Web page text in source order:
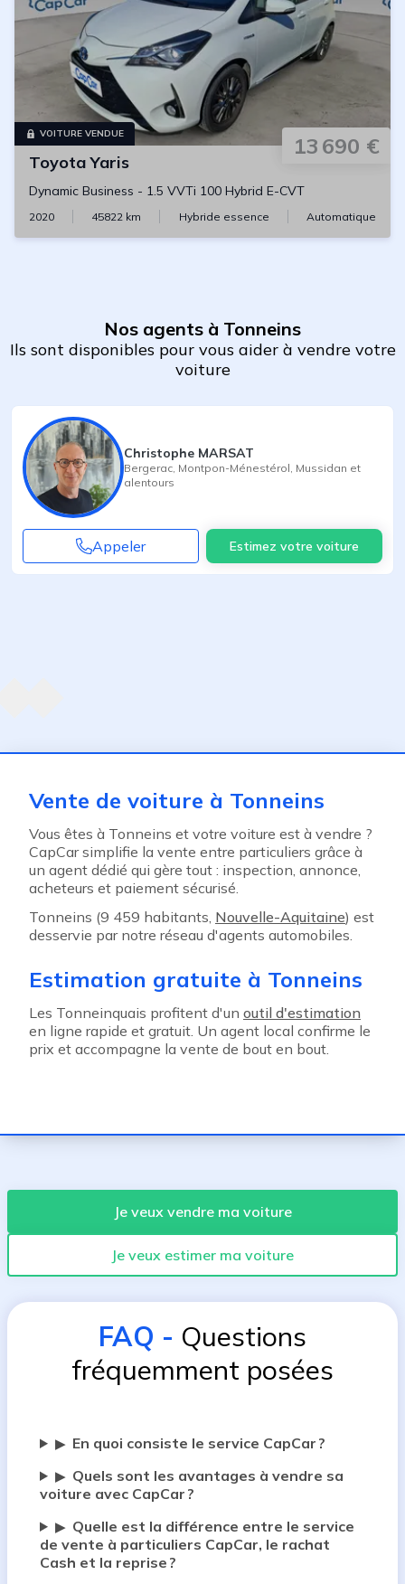
VOITURE VENDUE 13 690 €
Toyota Yaris
Dynamic Business - 1.5 VVTi 100 Hybrid E-CVT
2020 45822 km Hybride essence Automatique
Nos agents à Tonneins
Ils sont disponibles pour vous aider à vendre votre
voiture
Christophe MARSAT
Bergerac Montpon-Ménestérol Mussidan et
alentours
Appeler Estimez votre voiture
Vente de voiture à Tonneins
Vous êtes à Tonneins et votre voiture est à vendre ?
CapCar simplifie la vente entre particuliers grâce à
un agent dédié qui gère tout : inspection, annonce,
acheteurs et paiement sécurisé.
Tonneins (9 459 habitants, Nouvelle-Aquitaine) est
desservie par notre réseau d'agents automobiles.
Estimation gratuite à Tonneins
Les Tonneinquais profitent d'un outil d'estimation
en ligne rapide et gratuit. Un agent local confirme le
prix et accompagne la vente de bout en bout.
Je veux vendre ma voiture
Je veux estimer ma voiture
FAQ - Questions
fréquemment posées
▶ En quoi consiste le service CapCar ?
▶ Quels sont les avantages à vendre sa
voiture avec CapCar ?
▶ Quelle est la différence entre le service
de vente à particuliers CapCar, le rachat
Cash et la reprise ?